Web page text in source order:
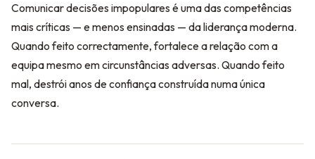
Comunicar decisões impopulares é uma das competências
mais críticas — e menos ensinadas — da liderança moderna.
Quando feito correctamente, fortalece a relação com a
equipa mesmo em circunstâncias adversas. Quando feito
mal, destrói anos de confiança construída numa única
conversa.